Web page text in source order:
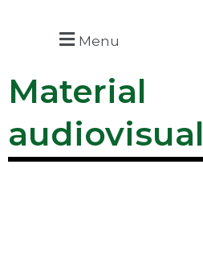
Menu
Material
audiovisual